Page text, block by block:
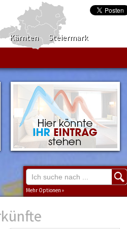
Kärnten
Steiermark
Mehr Optionen »
Region
Burgenland